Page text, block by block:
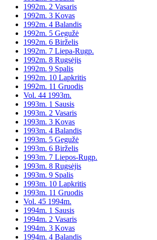
1992m. 2 Vasaris
1992m. 3 Kovas
1992m. 4 Balandis
1992m. 5 Gegužė
1992m. 6 Birželis
1992m. 7 Liepa-Rugp.
1992m. 8 Rugsėjis
1992m. 9 Spalis
1992m. 10 Lapkritis
1992m. 11 Gruodis
Vol. 44 1993m.
1993m. 1 Sausis
1993m. 2 Vasaris
1993m. 3 Kovas
1993m. 4 Balandis
1993m. 5 Gegužė
1993m. 6 Birželis
1993m. 7 Liepos-Rugp.
1993m. 8 Rugsėjis
1993m. 9 Spalis
1993m. 10 Lapkritis
1993m. 11 Gruodis
Vol. 45 1994m.
1994m. 1 Sausis
1994m. 2 Vasaris
1994m. 3 Kovas
1994m. 4 Balandis